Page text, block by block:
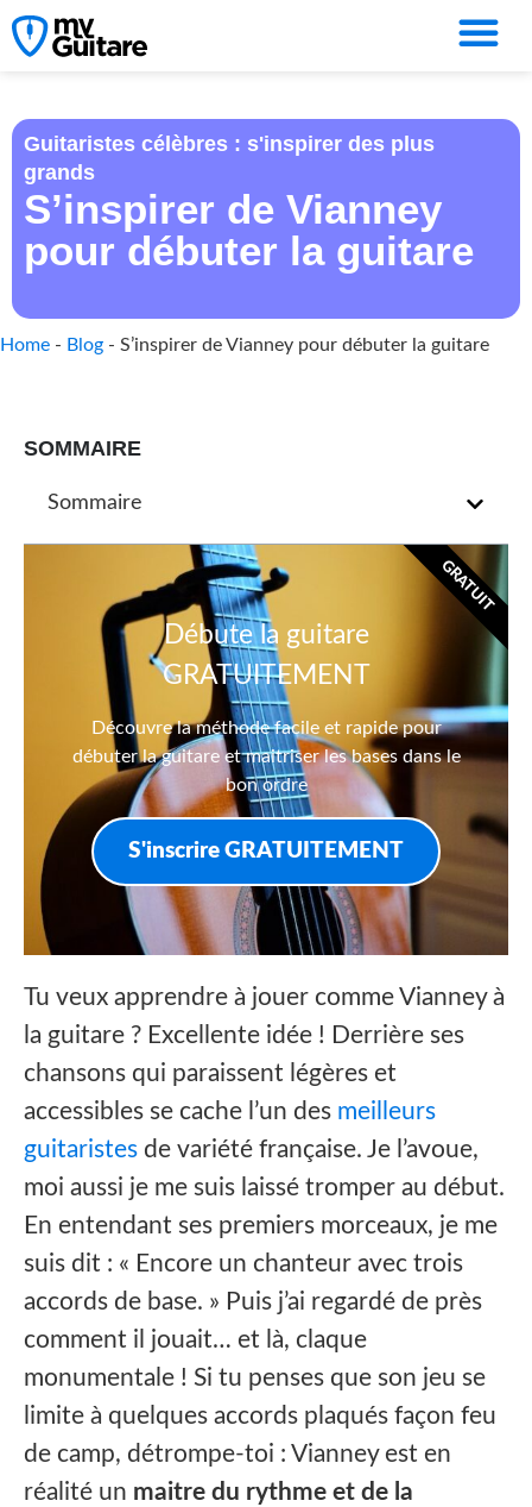
Guitaristes célèbres : s'inspirer des plus
grands
S’inspirer de Vianney
pour débuter la guitare
Home - Blog - S’inspirer de Vianney pour débuter la guitare
SOMMAIRE
Sommaire
Débute la guitare
GRATUITEMENT
Découvre la méthode facile et rapide pour
débuter la guitare et maitriser les bases dans le
bon ordre
S'inscrire GRATUITEMENT
GRATUIT
Tu veux apprendre à jouer comme Vianney à
la guitare ? Excellente idée ! Derrière ses
chansons qui paraissent légères et
accessibles se cache l’un des meilleurs
guitaristes de variété française. Je l’avoue,
moi aussi je me suis laissé tromper au début.
En entendant ses premiers morceaux, je me
suis dit : « Encore un chanteur avec trois
accords de base. » Puis j’ai regardé de près
comment il jouait… et là, claque
monumentale ! Si tu penses que son jeu se
limite à quelques accords plaqués façon feu
de camp, détrompe-toi : Vianney est en
réalité un maitre du rythme et de la